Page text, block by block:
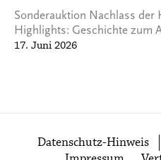
Sonderauktion Nachlass der
Highlights: Geschichte zum
17. Juni 2026
Datenschutz-Hinweis